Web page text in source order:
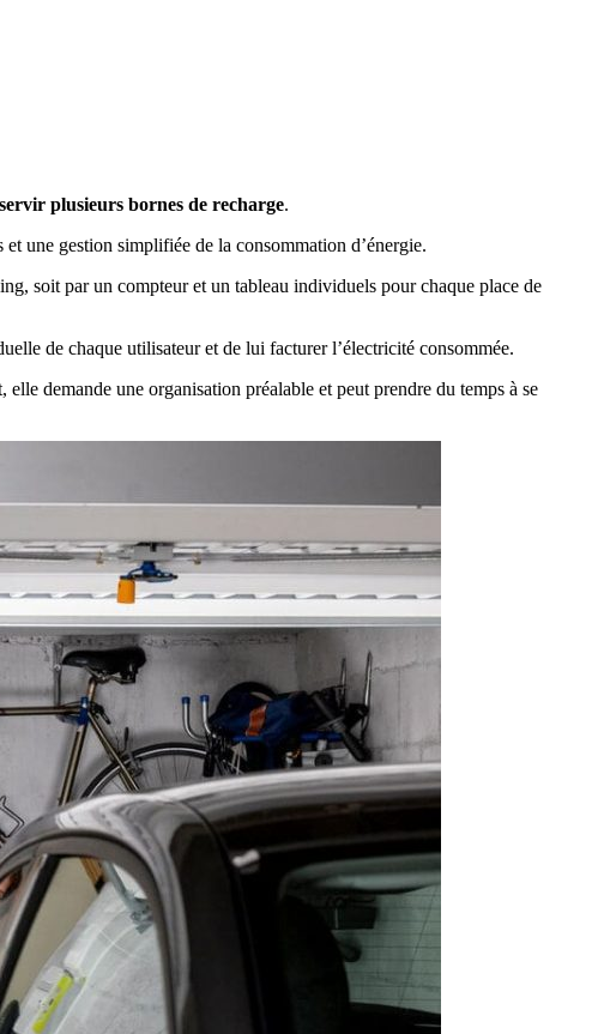
plusieurs bornes de recharge.
une gestion simplifiée de la consommation d’énergie.
soit par un compteur et un tableau individuels pour chaque place de
de chaque utilisateur et de lui facturer l’électricité consommée.
demande une organisation préalable et peut prendre du temps à se